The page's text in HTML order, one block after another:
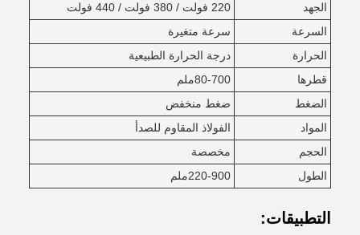
الجهد
220 فولت / 380 فولت / 440 فولت
السرعة
سرعة متغيرة
الحرارة
درجة الحرارة الطبيعية
قطرها
80-700ملم
الضغط
ضغط منخفض
المواد
الفولاذ المقاوم للصدأ
الحجم
مخصصة
الطول
220-900ملم
التطبيقات: